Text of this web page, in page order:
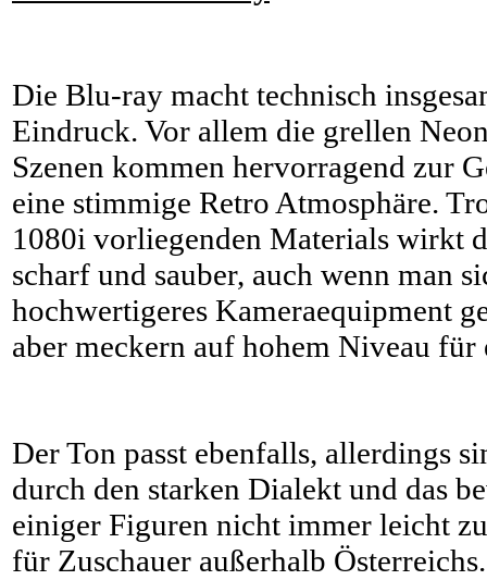
Die Blu-ray macht technisch
Eindruck. Vor allem die grellen
Szenen kommen hervorragend zur
eine stimmige Retro Atmosphäre.
1080i vorliegenden Materials wirkt
scharf und sauber, auch wenn man
hochwertigeres Kameraequipment
aber meckern auf hohem Niveau
Der Ton passt ebenfalls, allerdings
durch den starken Dialekt und das
einiger Figuren nicht immer leicht
für Zuschauer außerhalb Österreichs.